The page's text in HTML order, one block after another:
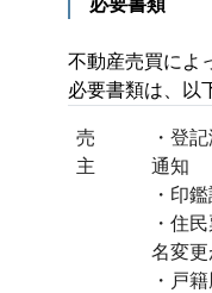
必要書類
不動産売買によ
必要書類は、以
売
主
・登
通知
・印
・住
名変更
・戸